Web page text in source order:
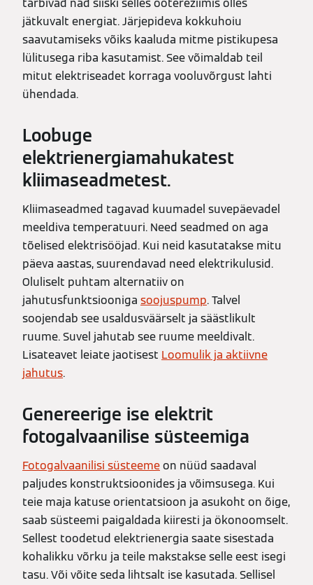
tarbivad nad siiski selles ooterežiimis olles
jätkuvalt energiat. Järjepideva kokkuhoiu
saavutamiseks võiks kaaluda mitme pistikupesa
lülitusega riba kasutamist. See võimaldab teil
mitut elektriseadet korraga vooluvõrgust lahti
ühendada.
Loobuge
elektrienergiamahukatest
kliimaseadmetest.
Kliimaseadmed tagavad kuumadel suvepäevadel
meeldiva temperatuuri. Need seadmed on aga
tõelised elektrisööjad. Kui neid kasutatakse mitu
päeva aastas, suurendavad need elektrikulusid.
Oluliselt puhtam alternatiiv on
jahutusfunktsiooniga soojuspump. Talvel
soojendab see usaldusväärselt ja säästlikult
ruume. Suvel jahutab see ruume meeldivalt.
Lisateavet leiate jaotisest Loomulik ja aktiivne
jahutus.
Genereerige ise elektrit
fotogalvaanilise süsteemiga
Fotogalvaanilisi süsteemeon nüüd saadaval
paljudes konstruktsioonides ja võimsusega. Kui
teie maja katuse orientatsioon ja asukoht on õige,
saab süsteemi paigaldada kiiresti ja ökonoomselt.
Sellest toodetud elektrienergia saate sisestada
kohalikku võrku ja teile makstakse selle eest isegi
tasu. Või võite seda lihtsalt ise kasutada. Sellisel